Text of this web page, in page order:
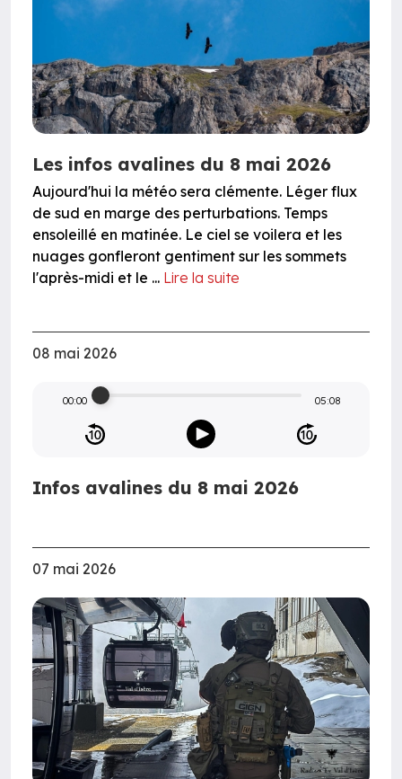
Les infos avalines du 8 mai 2026
Aujourd'hui la météo sera clémente. Léger flux
de sud en marge des perturbations. Temps
ensoleillé en matinée. Le ciel se voilera et les
nuages gonfleront gentiment sur les sommets
l'après-midi et le ... Lire la suite
08 mai 2026
00:00 05:08
Infos avalines du 8 mai 2026
07 mai 2026